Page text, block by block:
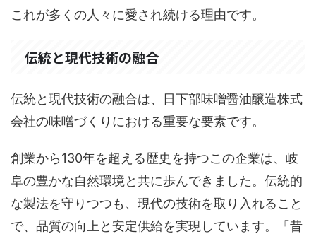
これが多くの人々に愛され続ける理由です。
伝統と現代技術の融合
伝統と現代技術の融合は、日下部味噌醤油醸造株式
会社の味噌づくりにおける重要な要素です。
創業から130年を超える歴史を持つこの企業は、岐
阜の豊かな自然環境と共に歩んできました。伝統的
な製法を守りつつも、現代の技術を取り入れること
で、品質の向上と安定供給を実現しています。「昔